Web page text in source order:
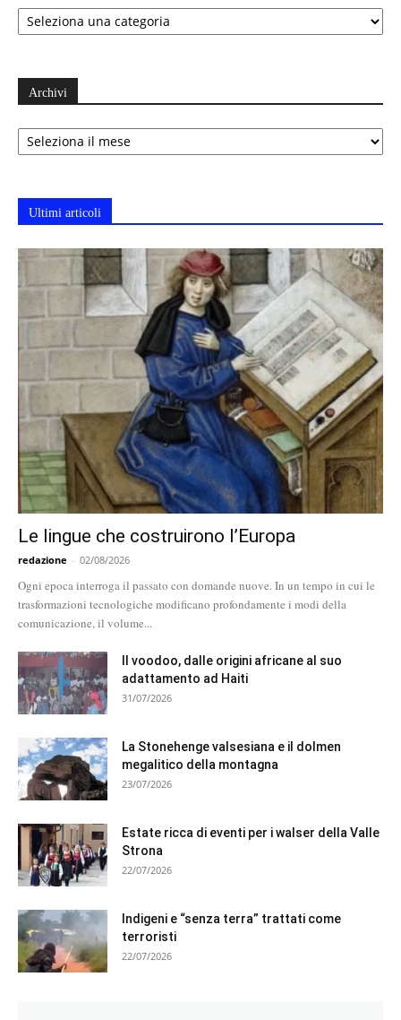
Categorie
Archivi
Archivi
Ultimi articoli
Le lingue che costruirono l’Europa
redazione - 02/08/2026
Ogni epoca interroga il passato con domande nuove. In un tempo in cui le
trasformazioni tecnologiche modificano profondamente i modi della
comunicazione, il volume...
Il voodoo, dalle origini africane al suo
adattamento ad Haiti
31/07/2026
La Stonehenge valsesiana e il dolmen
megalitico della montagna
23/07/2026
Estate ricca di eventi per i walser della Valle
Strona
22/07/2026
Indigeni e “senza terra” trattati come
terroristi
22/07/2026